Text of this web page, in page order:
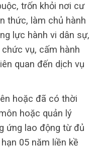
trốn khỏi nơi cư
thức, làm chủ hành
lực hành vi dân sự,
vụ, cấm hành
quan đến dịch vụ
hoặc đã có thời
hoặc quản lý
ứng lao động từ đủ
05 năm liền kề